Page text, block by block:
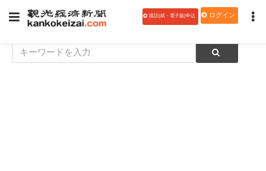
購読(紙・電子版)申込 ログイン